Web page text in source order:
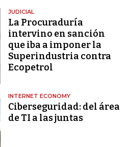
JUDICIAL
La Procuraduría
intervino en sanción
que iba a imponer la
Superindustria contra
Ecopetrol
INTERNET ECONOMY
Ciberseguridad: del área
de TI a las juntas